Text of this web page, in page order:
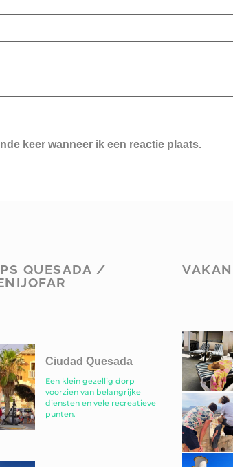
keer wanneer ik een reactie plaats.
QUESADA /
Ciudad Quesada
Een klein gezellig dorp
voorzien van belangrijke
diensten en vele recreatieve
punten.